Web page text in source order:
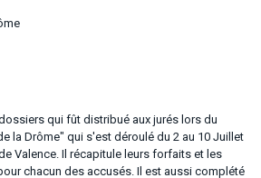
qui fût distribué aux jurés lors du
la Drôme" qui s'est déroulé du 2 au 10 Juillet
Valence. Il récapitule leurs forfaits et les
chacun des accusés. Il est aussi complété